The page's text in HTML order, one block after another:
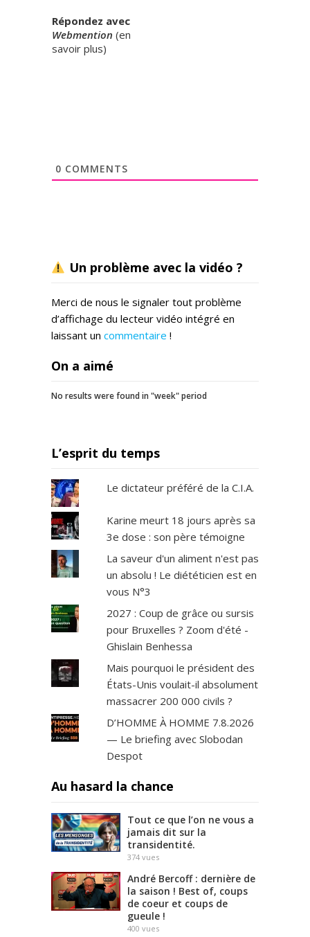
Répondez avec
Webmention (en
savoir plus)
0 COMMENTS
Un problème avec la vidéo ?
Merci de nous le signaler tout problème
d’affichage du lecteur vidéo intégré en
laissant un commentaire !
On a aimé
No results were found in "week" period
L’esprit du temps
Le dictateur préféré de la C.I.A.
Karine meurt 18 jours après sa
3e dose : son père témoigne
La saveur d'un aliment n'est pas
un absolu ! Le diététicien est en
vous N°3
2027 : Coup de grâce ou sursis
pour Bruxelles ? Zoom d'été -
Ghislain Benhessa
Mais pourquoi le président des
États-Unis voulait-il absolument
massacrer 200 000 civils ?
D’HOMME À HOMME 7.8.2026
— Le briefing avec Slobodan
Despot
Au hasard la chance
Tout ce que l’on ne vous a
jamais dit sur la
transidentité.
374 vues
André Bercoff : dernière de
la saison ! Best of, coups
de coeur et coups de
gueule !
400 vues